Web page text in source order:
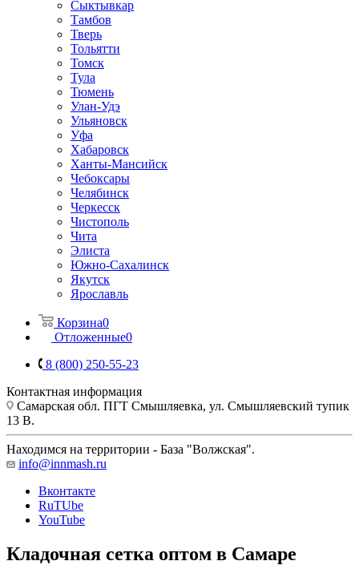
Сыктывкар
Тамбов
Тверь
Тольятти
Томск
Тула
Тюмень
Улан-Удэ
Ульяновск
Уфа
Хабаровск
Ханты-Мансийск
Чебоксары
Челябинск
Черкесск
Чистополь
Чита
Элиста
Южно-Сахалинск
Якутск
Ярославль
Корзина0
Отложенные0
8 (800) 250-55-23
Контактная информация
Самарская обл. ПГТ Смышляевка, ул. Смышляевский тупик
13 В.
Находимся на территории - База "Волжская".
info@innmash.ru
Вконтакте
RuTUbe
YouTube
Кладочная сетка оптом в Самаре